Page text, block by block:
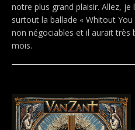
notre plus grand plaisir. Allez, je
surtout la ballade « Whitout
non négociables et il aurait très
mois.